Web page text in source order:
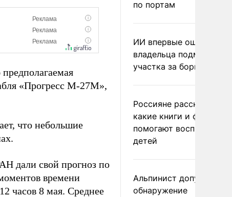
«Прогресс М-27М»,
что небольшие
дали свой прогноз по
времени
часов 8 мая. Среднее
по портам
ИИ впервые
владельца
участка за борщевик
Россияне рассказали,
какие книги и фильмы
помогают воспитывать
детей
Альпинист допустил
обнаружение